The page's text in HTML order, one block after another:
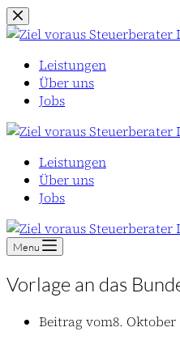
Zum
Inhalt
Leistungen
Über uns
Jobs
Leistungen
Über uns
Jobs
Menu
Vorlage an das
Beitrag vom8. Oktober